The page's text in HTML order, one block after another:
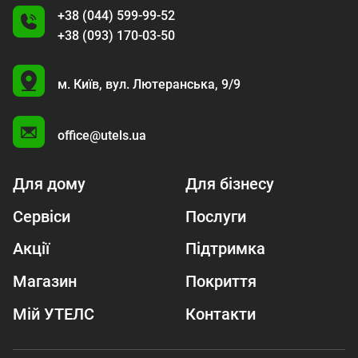
+38 (044) 599-99-52
+38 (093) 170-03-50
U
м. Київ, вул. Лютеранська, 9/9
office@utels.ua
Для дому
Для бізнесу
Сервіси
Послуги
Акції
Підтримка
Магазин
Покриття
Мій УТЕЛС
Контакти